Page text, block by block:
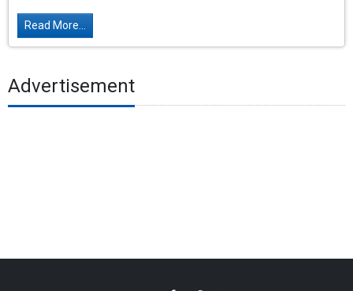
Read More...
Advertisement